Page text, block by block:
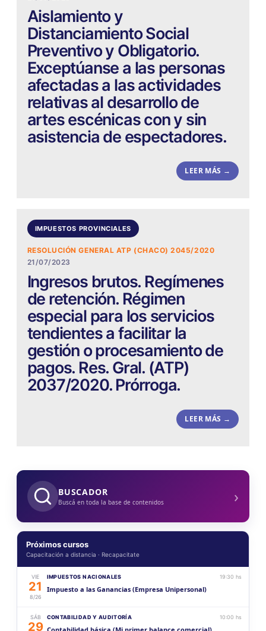
Aislamiento y
Distanciamiento Social
Preventivo y Obligatorio.
Exceptúanse a las personas
afectadas a las actividades
relativas al desarrollo de
artes escénicas con y sin
asistencia de espectadores.
LEER MÁS →
IMPUESTOS PROVINCIALES
RESOLUCIÓN GENERAL ATP (CHACO) 2045/2020
21/07/2023
Ingresos brutos. Regímenes
de retención. Régimen
especial para los servicios
tendientes a facilitar la
gestión o procesamiento de
pagos. Res. Gral. (ATP)
2037/2020. Prórroga.
LEER MÁS →
BUSCADOR
Buscá en toda la base de contenidos ›
Próximos cursos
Capacitación a distancia · Recapacitate
VIE
21
8/26
IMPUESTOS NACIONALES 19:30 hs
Impuesto a las Ganancias (Empresa Unipersonal)
SÁB
29
CONTABILIDAD Y AUDITORÍA 10:00 hs